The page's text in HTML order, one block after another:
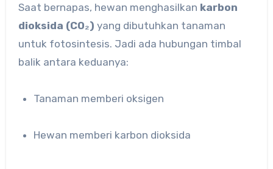
Saat bernapas, hewan menghasilkan karbon
dioksida (CO₂) yang dibutuhkan tanaman
untuk fotosintesis. Jadi ada hubungan timbal
balik antara keduanya:
Tanaman memberi oksigen
Hewan memberi karbon dioksida